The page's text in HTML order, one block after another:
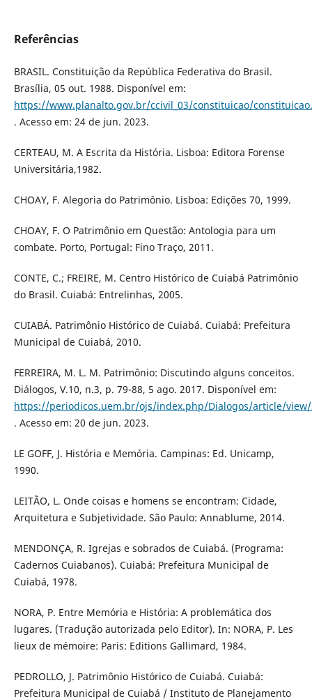
Referências
BRASIL. Constituição da República Federativa do Brasil.
Brasília, 05 out. 1988. Disponível em:
https://www.planalto.gov.br/ccivil_03/constituicao/
. Acesso em: 24 de jun. 2023.
CERTEAU, M. A Escrita da História. Lisboa: Editora Forense
Universitária,1982.
CHOAY, F. Alegoria do Patrimônio. Lisboa: Edições 70, 1999.
CHOAY, F. O Patrimônio em Questão: Antologia para um
combate. Porto, Portugal: Fino Traço, 2011.
CONTE, C.; FREIRE, M. Centro Histórico de Cuiabá Patrimônio
do Brasil. Cuiabá: Entrelinhas, 2005.
CUIABÁ. Patrimônio Histórico de Cuiabá. Cuiabá: Prefeitura
Municipal de Cuiabá, 2010.
FERREIRA, M. L. M. Patrimônio: Discutindo alguns conceitos.
Diálogos, V.10, n.3, p. 79-88, 5 ago. 2017. Disponível em:
https://periodicos.uem.br/ojs/index.php/Dialogos/article/view/
. Acesso em: 20 de jun. 2023.
LE GOFF, J. História e Memória. Campinas: Ed. Unicamp,
1990.
LEITÃO, L. Onde coisas e homens se encontram: Cidade,
Arquitetura e Subjetividade. São Paulo: Annablume, 2014.
MENDONÇA, R. Igrejas e sobrados de Cuiabá. (Programa:
Cadernos Cuiabanos). Cuiabá: Prefeitura Municipal de
Cuiabá, 1978.
NORA, P. Entre Memória e História: A problemática dos
lugares. (Tradução autorizada pelo Editor). In: NORA, P. Les
lieux de mémoire: Paris: Editions Gallimard, 1984.
PEDROLLO, J. Patrimônio Histórico de Cuiabá. Cuiabá:
Prefeitura Municipal de Cuiabá / Instituto de Planejamento